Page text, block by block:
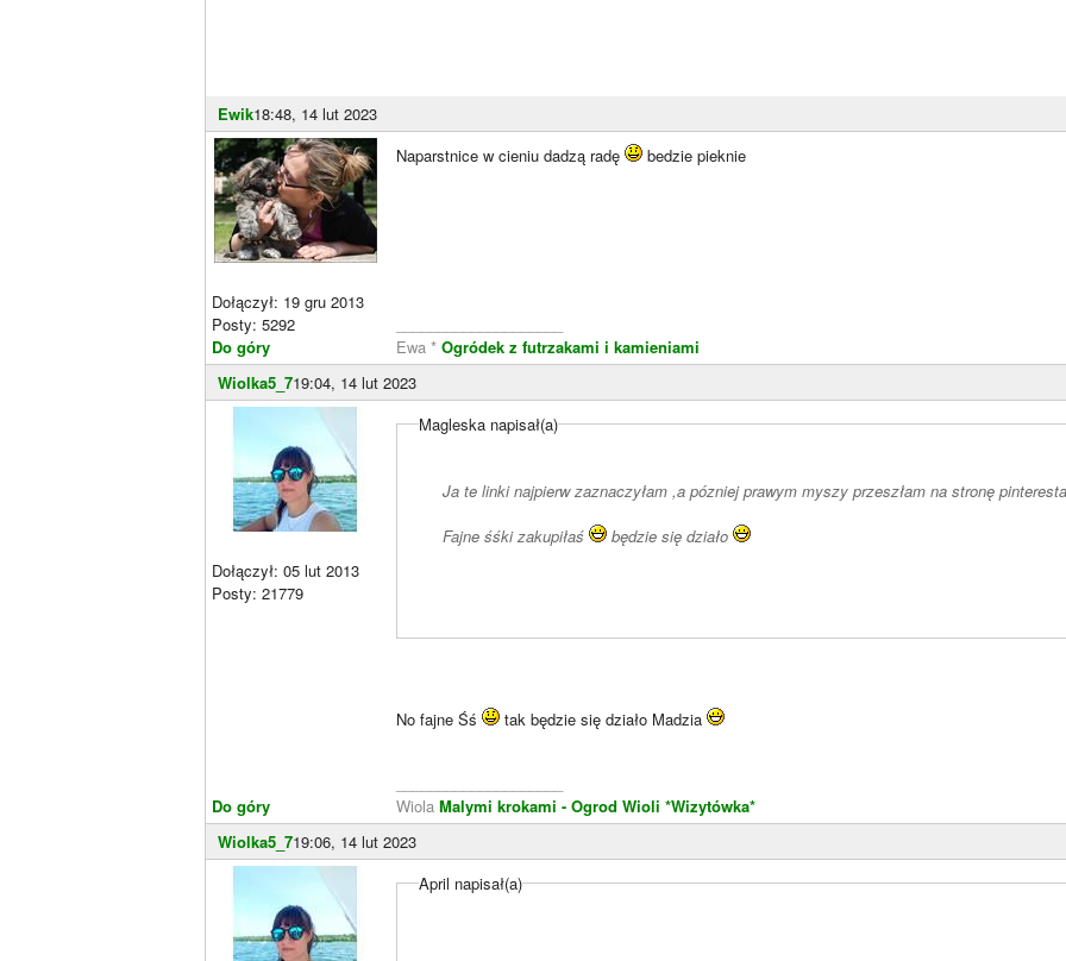
Ewik18:48, 14 lut 2023
Dołączył: 19 gru 2013
Posty: 5292
Do góry
Naparstnice w cieniu dadzą radę bedzie pieknie
Ewa * Ogródek z futrzakami i kamieniami
Wiolka5_719:04, 14 lut 2023
Dołączył: 05 lut 2013
Posty: 21779
Do góry
Magleska napisał(a)
Ja te linki najpierw zaznaczyłam ,a pózniej prawym myszy przeszłam na stronę
Fajne śśki zakupiłaś
będzie się działo
No fajne Śś tak będzie się działo Madzia
Wiola Malymi krokami - Ogrod Wioli *Wizytówka*
Wiolka5_719:06, 14 lut 2023
April napisał(a)